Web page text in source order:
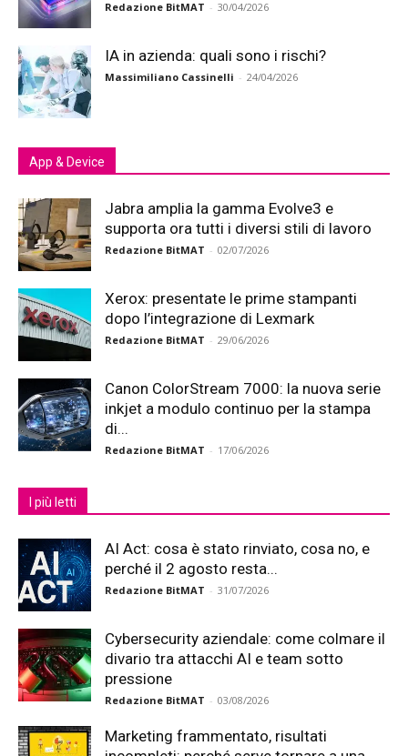
Redazione BitMAT - 30/04/2026
IA in azienda: quali sono i rischi?
Massimiliano Cassinelli - 24/04/2026
App & Device
Jabra amplia la gamma Evolve3 e
supporta ora tutti i diversi stili di lavoro
Redazione BitMAT - 02/07/2026
Xerox: presentate le prime stampanti
dopo l’integrazione di Lexmark
Redazione BitMAT - 29/06/2026
Canon ColorStream 7000: la nuova serie
inkjet a modulo continuo per la stampa
di...
Redazione BitMAT - 17/06/2026
I più letti
AI Act: cosa è stato rinviato, cosa no, e
perché il 2 agosto resta...
Redazione BitMAT - 31/07/2026
Cybersecurity aziendale: come colmare il
divario tra attacchi AI e team sotto
pressione
Redazione BitMAT - 03/08/2026
Marketing frammentato, risultati